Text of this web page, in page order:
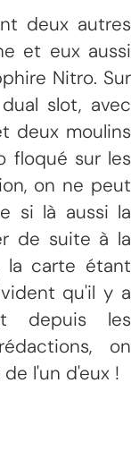
deux autres
et eux aussi
Nitro. Sur
slot, avec
deux moulins
floqué sur les
on ne peut
si là aussi la
de suite à la
la carte étant
qu'il y a
depuis les
on
l'un d'eux !